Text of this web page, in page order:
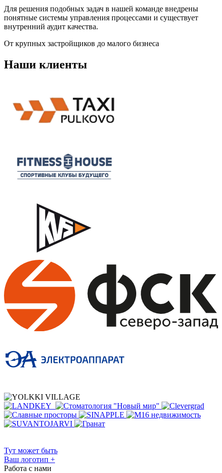
Для решения подобных задач в нашей команде внедрены
понятные системы управления процессами и существует
внутренний аудит качества.
От крупных застройщиков до малого бизнеса
Наши клиенты
Тут может быть
Ваш логотип +
Работа с нами